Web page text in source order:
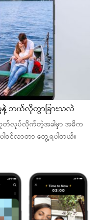
ေနဲ့ ဘယ်လိုကွာခြားသလဲ
တ်လုပ်လိုက်တဲ့အခါမှာ အဓိက
ပါဝင်လာတာ တွေ့ရပါတယ်။